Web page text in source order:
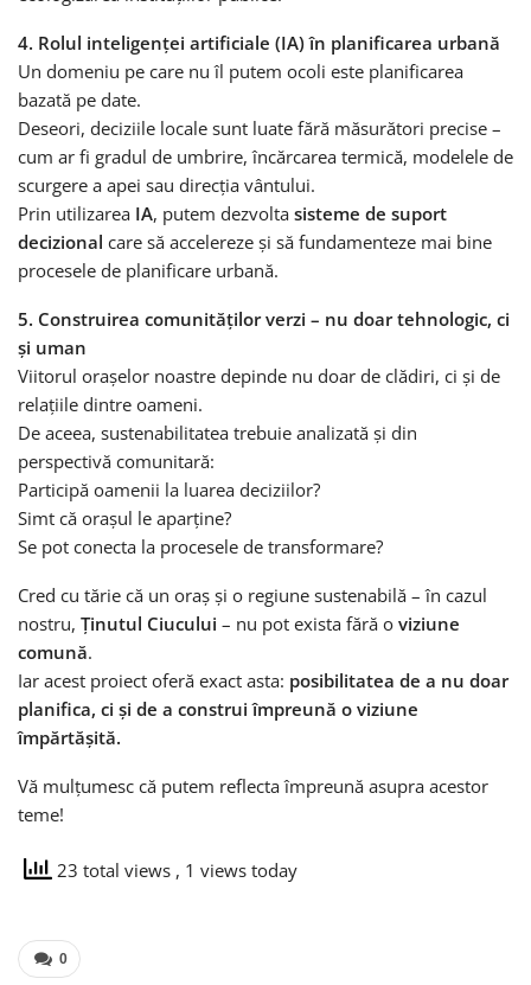
4. Rolul inteligenței artificiale (IA) în planificarea urbană
Un domeniu pe care nu îl putem ocoli este planificarea
bazată pe date.
Deseori, deciziile locale sunt luate fără măsurători precise –
cum ar fi gradul de umbrire, încărcarea termică, modelele de
scurgere a apei sau direcția vântului.
Prin utilizarea IA, putem dezvolta sisteme de suport
decizional care să accelereze și să fundamenteze mai bine
procesele de planificare urbană.
5. Construirea comunităților verzi – nu doar tehnologic, ci
și uman
Viitorul orașelor noastre depinde nu doar de clădiri, ci și de
relațiile dintre oameni.
De aceea, sustenabilitatea trebuie analizată și din
perspectivă comunitară:
Participă oamenii la luarea deciziilor?
Simt că orașul le aparține?
Se pot conecta la procesele de transformare?
Cred cu tărie că un oraș și o regiune sustenabilă – în cazul
nostru, Ținutul Ciucului – nu pot exista fără o viziune
comună.
Iar acest proiect oferă exact asta: posibilitatea de a nu doar
planifica, ci și de a construi împreună o viziune
împărtășită.
Vă mulțumesc că putem reflecta împreună asupra acestor
teme!
23 total views , 1 views today
0